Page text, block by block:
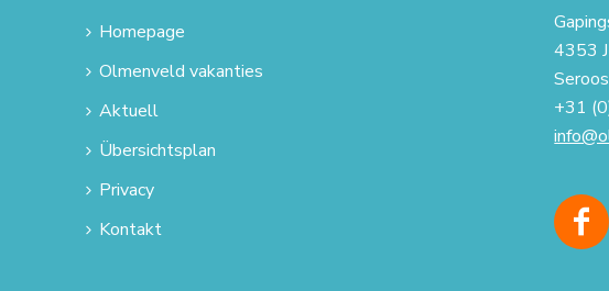
Homepage
Olmenveld vakanties
Aktuell
Übersichtsplan
Privacy
Kontakt
4353
+31